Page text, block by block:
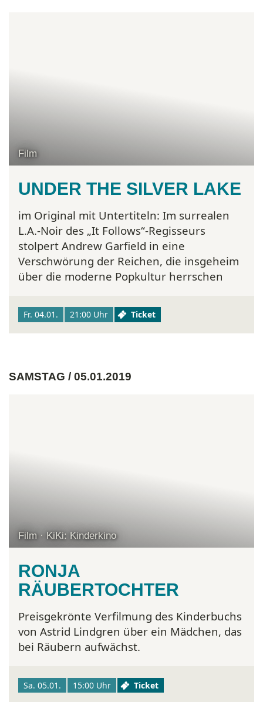
Film
UNDER THE SILVER LAKE
im Original mit Untertiteln: Im surrealen
L.A.-Noir des „It Follows“-Regisseurs
stolpert Andrew Garfield in eine
Verschwörung der Reichen, die insgeheim
über die moderne Popkultur herrschen
Fr. 04.01. 21:00 Uhr Ticket
SAMSTAG / 05.01.2019
Film · KiKi: Kinderkino
RONJA
RÄUBERTOCHTER
Preisgekrönte Verfilmung des Kinderbuchs
von Astrid Lindgren über ein Mädchen, das
bei Räubern aufwächst.
Sa. 05.01. 15:00 Uhr Ticket